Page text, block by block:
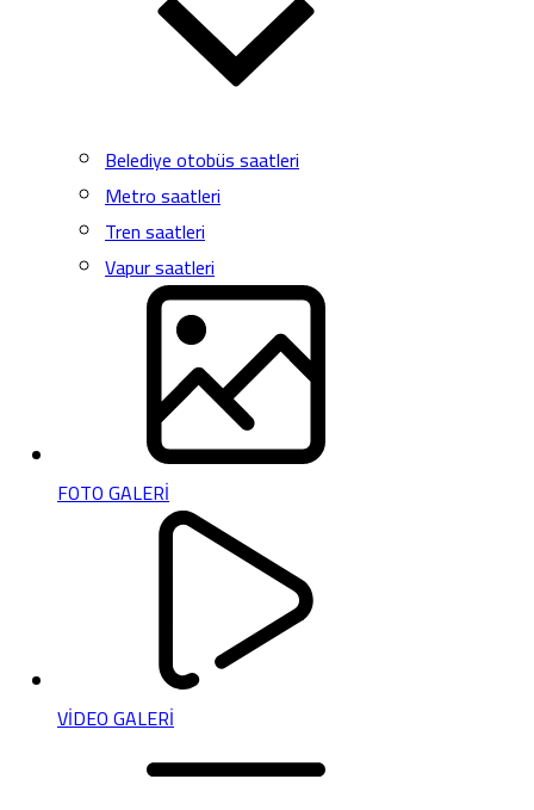
Belediye otobüs saatleri
Metro saatleri
Tren saatleri
Vapur saatleri
FOTO GALERİ
VİDEO GALERİ